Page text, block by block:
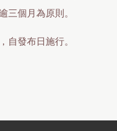
三個月為原則。
自發布日施行。